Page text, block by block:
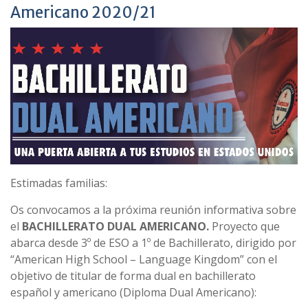
Americano 2020/21
Estimadas familias:
Os convocamos a la próxima reunión informativa sobre
el BACHILLERATO DUAL AMERICANO. Proyecto que
abarca desde 3º de ESO a 1º de Bachillerato, dirigido por
“American High School – Language Kingdom” con el
objetivo de titular de forma dual en bachillerato
español y americano (Diploma Dual Americano):